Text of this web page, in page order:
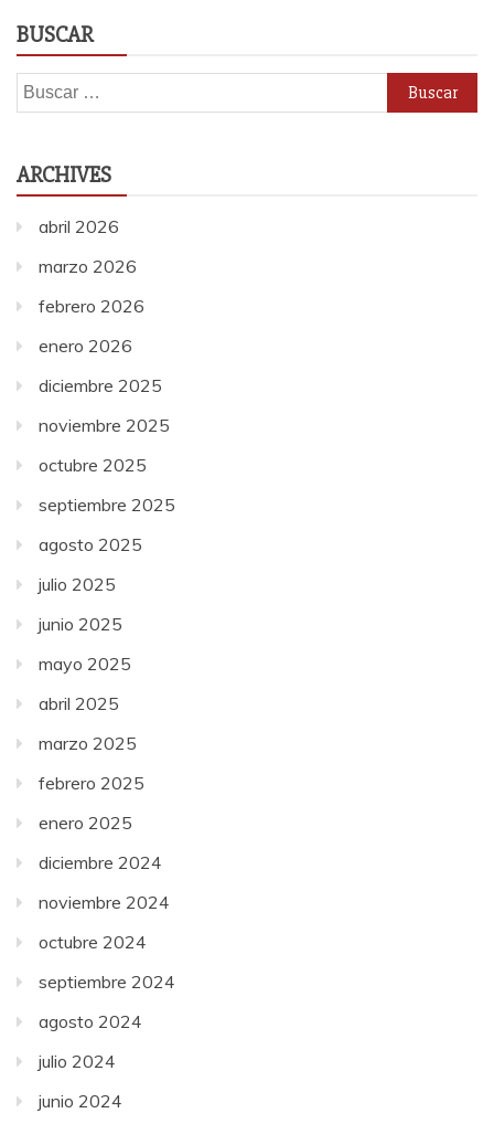
BUSCAR
Buscar:
ARCHIVES
abril 2026
marzo 2026
febrero 2026
enero 2026
diciembre 2025
noviembre 2025
octubre 2025
septiembre 2025
agosto 2025
julio 2025
junio 2025
mayo 2025
abril 2025
marzo 2025
febrero 2025
enero 2025
diciembre 2024
noviembre 2024
octubre 2024
septiembre 2024
agosto 2024
julio 2024
junio 2024